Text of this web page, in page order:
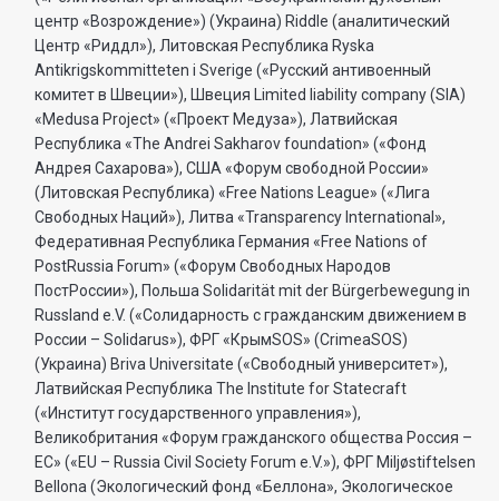
центр «Возрождение») (Украина) Riddle (аналитический
Центр «Риддл»), Литовская Республика Ryska
Antikrigskommitteten i Sverige («Русский антивоенный
комитет в Швеции»), Швеция Limited liability company (SIA)
«Medusa Project» («Проект Медуза»), Латвийская
Республика «The Andrei Sakharov foundation» («Фонд
Андрея Сахарова»), США «Форум свободной России»
(Литовская Республика) «Free Nations League» («Лига
Свободных Наций»), Литва «Transparеncy International»,
Федеративная Республика Германия «Free Nations of
PostRussia Forum» («Форум Свободных Народов
ПостРоссии»), Польша Solidarität mit der Bürgerbewegung in
Russland e.V. («Солидарность с гражданским движением в
России – Solidarus»), ФРГ «КрымSOS» (CrimeaSOS)
(Украина) Briva Universitate («Свободный университет»),
Латвийская Республика The Institute for Statecraft
(«Институт государственного управления»),
Великобритания «Форум гражданского общества Россия –
ЕС» («EU – Russia Civil Society Forum e.V.»), ФРГ Miljøstiftelsen
Bellona (Экологический фонд «Беллона», Экологическое